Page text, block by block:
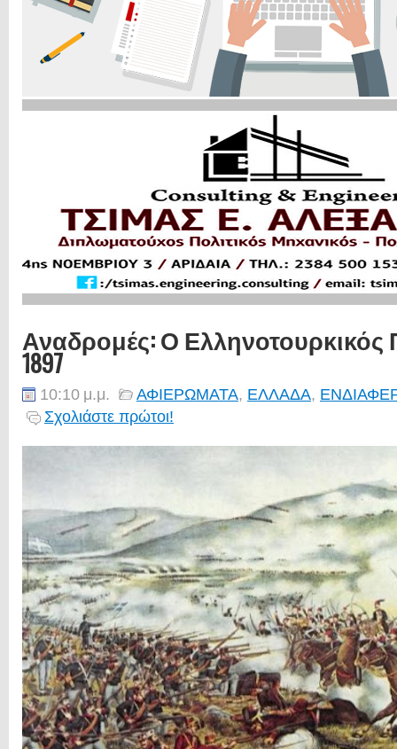
Αναδρομές: Ο Ελληνοτουρκικός
1897
10:10 μ.μ. ΑΦΙΕΡΩΜΑΤΑ, ΕΛΛΑΔΑ,
Σχολιάστε πρώτοι!